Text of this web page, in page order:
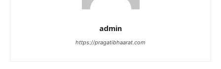
admin
https://pragatibhaarat.com